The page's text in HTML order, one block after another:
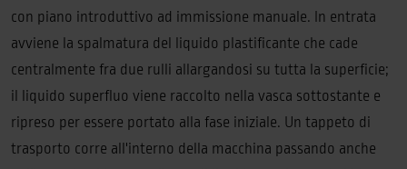
con piano introduttivo ad immissione manuale. In entrata
avviene la spalmatura del liquido plastificante che cade
centralmente fra due rulli allargandosi su tutta la superficie;
il liquido superfluo viene raccolto nella vasca sottostante e
ripreso per essere portato alla fase iniziale. Un tappeto di
trasporto corre all'interno della macchina passando anche